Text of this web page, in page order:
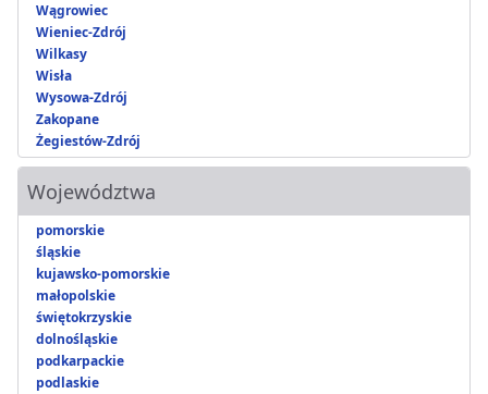
Wągrowiec
Wieniec-Zdrój
Wilkasy
Wisła
Wysowa-Zdrój
Zakopane
Żegiestów-Zdrój
Województwa
pomorskie
śląskie
kujawsko-pomorskie
małopolskie
świętokrzyskie
dolnośląskie
podkarpackie
podlaskie